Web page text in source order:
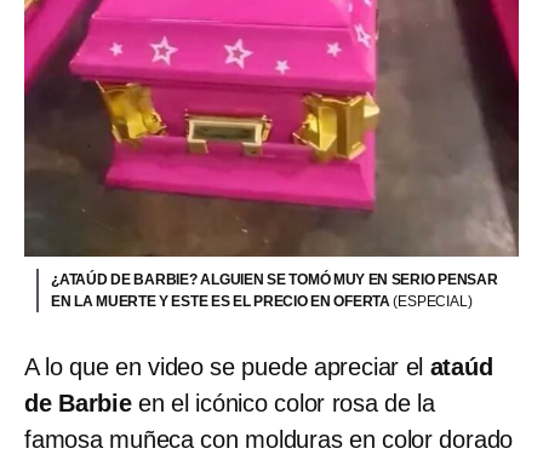
¿ATAÚD DE BARBIE? ALGUIEN SE TOMÓ MUY EN SERIO PENSAR
EN LA MUERTE Y ESTE ES EL PRECIO EN OFERTA(ESPECIAL)
A lo que en video se puede apreciar el ataúd
de Barbieen el icónico color rosa de la
famosa muñeca con molduras en color dorado